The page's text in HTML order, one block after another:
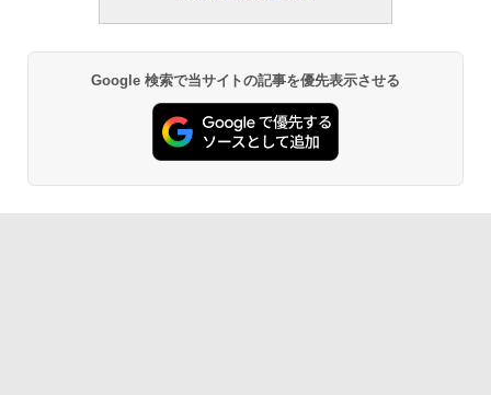
Google 検索で当サイトの記事を優先表示させる